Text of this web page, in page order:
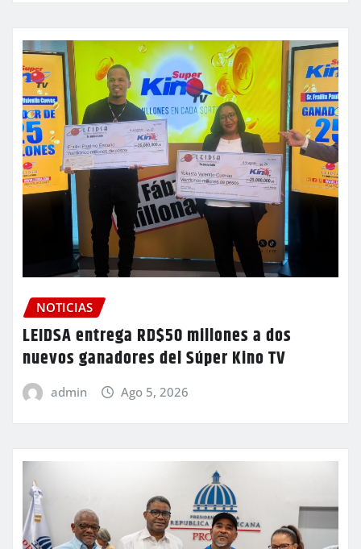
NOTICIAS
LEIDSA entrega RD$50 millones a dos
nuevos ganadores del Súper Kino TV
admin Ago 5, 2026